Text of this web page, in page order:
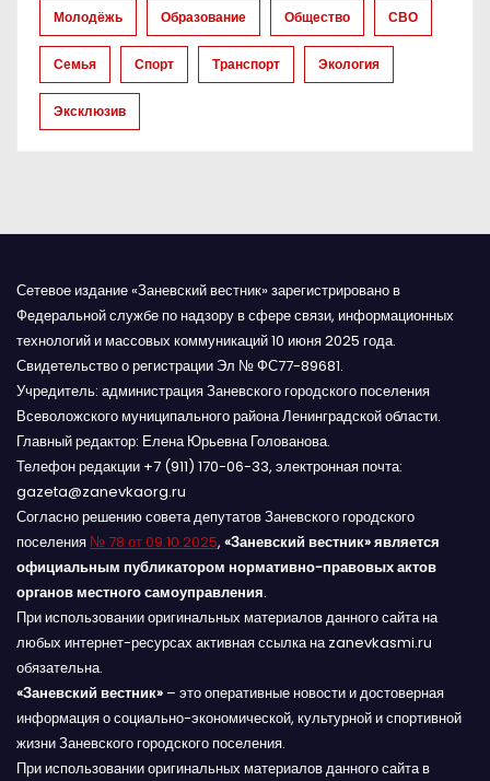
пМолодёжь Образование Общество СВО
Семья Спорт Транспорт Экология
Эксклюзив
Сетевое издание «Заневский вестник» зарегистрировано в
Федеральной службе по надзору в сфере связи, информационных
технологий и массовых коммуникаций 10 июня 2025 года.
Свидетельство о регистрации Эл № ФС77-89681.
Учредитель: администрация Заневского городского поселения
Всеволожского муниципального района Ленинградской области.
Главный редактор: Елена Юрьевна Голованова.
Телефон редакции +7 (911) 170-06-33, электронная почта:
gazeta@zanevkaorg.ru
Согласно решению совета депутатов Заневского городского
поселения № 78 от 09.10.2025, «Заневский вестник» является
официальным публикатором нормативно-правовых актов
органов местного самоуправления.
При использовании оригинальных материалов данного сайта на
любых интернет-ресурсах активная ссылка на zanevkasmi.ru
обязательна.
«Заневский вестник» – это оперативные новости и достоверная
информация о социально-экономической, культурной и спортивной
жизни Заневского городского поселения.
При использовании оригинальных материалов данного сайта в